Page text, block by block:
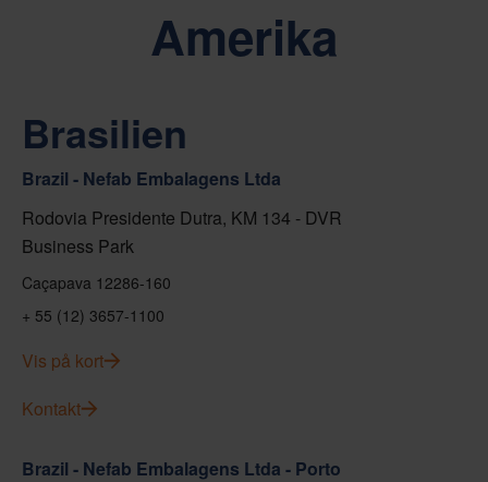
Amerika
Brasilien
Brazil - Nefab Embalagens Ltda
Rodovia Presidente Dutra, KM 134 - DVR
Business Park
Caçapava 12286-160
+ 55 (12) 3657-1100
Vis på kort
Kontakt
Brazil - Nefab Embalagens Ltda - Porto